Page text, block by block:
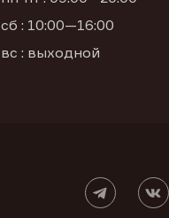
сб : 10:00—16:00
вс : выходной